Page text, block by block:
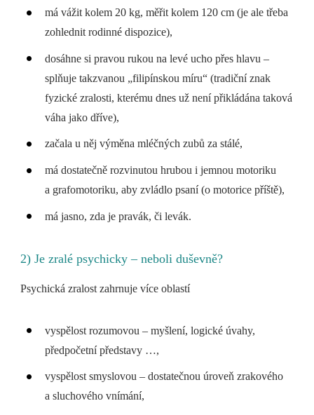
má vážit kolem 20 kg, měřit kolem 120 cm (je ale třeba
zohlednit rodinné dispozice),
dosáhne si pravou rukou na levé ucho přes hlavu –
splňuje takzvanou „filipínskou míru“ (tradiční znak
fyzické zralosti, kterému dnes už není přikládána taková
váha jako dříve),
začala u něj výměna mléčných zubů za stálé,
má dostatečně rozvinutou hrubou i jemnou motoriku
a grafomotoriku, aby zvládlo psaní (o motorice příště),
má jasno, zda je pravák, či levák.
2) Je zralé psychicky – neboli duševně?
Psychická zralost zahrnuje více oblastí
vyspělost rozumovou – myšlení, logické úvahy,
předpočetní představy …,
vyspělost smyslovou – dostatečnou úroveň zrakového
a sluchového vnímání,